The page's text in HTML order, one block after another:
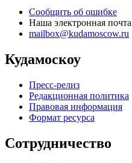
Сообщить об ошибке
Наша электронная почта
mailbox@kudamoscow.ru
Кудамоскоу
Пресс-релиз
Редакционная политика
Правовая информация
Формат ресурса
Сотрудничество